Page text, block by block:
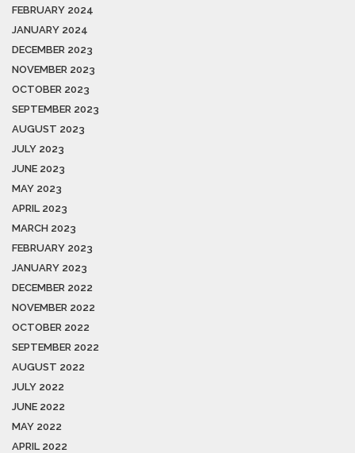
FEBRUARY 2024
JANUARY 2024
DECEMBER 2023
NOVEMBER 2023
OCTOBER 2023
SEPTEMBER 2023
AUGUST 2023
JULY 2023
JUNE 2023
MAY 2023
APRIL 2023
MARCH 2023
FEBRUARY 2023
JANUARY 2023
DECEMBER 2022
NOVEMBER 2022
OCTOBER 2022
SEPTEMBER 2022
AUGUST 2022
JULY 2022
JUNE 2022
MAY 2022
APRIL 2022